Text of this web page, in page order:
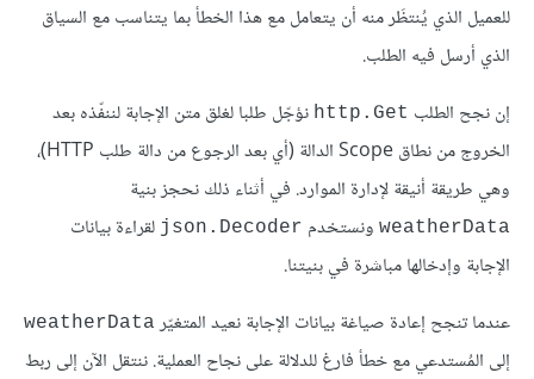
للعميل الذي يُنتظَر منه أن يتعامل مع هذا الخطأ بما يتناسب مع السياق
الذي أرسل فيه الطلب.
إن نجح الطلب http.Get نؤجّل طلبا لغلق متن الإجابة لننفّذه بعد
الخروج من نطاق Scope الدالة (أي بعد الرجوع من دالة طلب HTTP)،
وهي طريقة أنيقة لإدارة الموارد. في أثناء ذلك نحجز بنية
weatherData ونستخدم json.Decoder لقراءة بيانات
الإجابة وإدخالها مباشرة في بنيتنا.
عندما تنجح إعادة صياغة بيانات الإجابة نعيد المتغيّر weatherData
إلى المُستدعي مع خطأ فارغ للدلالة على نجاح العملية. ننتقل الآن إلى ربط